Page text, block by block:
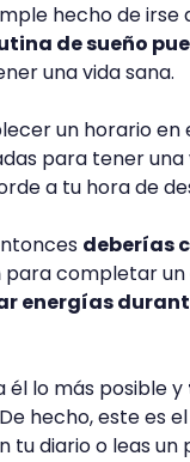
hecho de irse
de sueño
una vida sana.
un horario en
para tener una
a tu hora de
deberías
para completar un
energías
él lo más posible y
De hecho, este es
tu diario o leas un